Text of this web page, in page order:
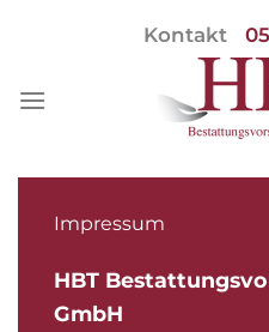
Kontakt
Impressum
HBT
GmbH